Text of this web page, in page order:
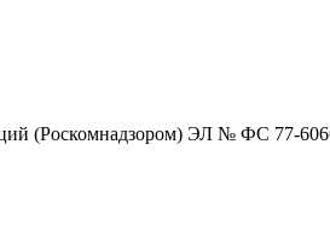
(Роскомнадзором) ЭЛ № ФС 77-